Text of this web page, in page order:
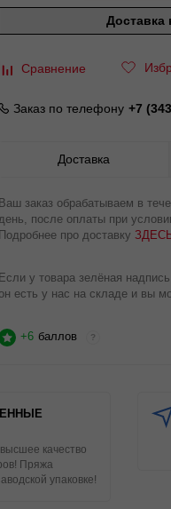
Доставка
Сравнение
Заказ по телефону +7
Доставка
Ваш заказ обрабатываем в
после оплаты при
Подробнее про доставку
Если у товара зелёная
он есть у нас на складе и вы
+6 баллов ?
качество
Пряжа
упаковке!